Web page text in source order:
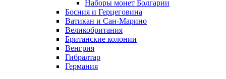
Наборы монет Болгарии
Босния и Герцеговина
Ватикан и Сан-Марино
Великобритания
Британские колонии
Венгрия
Гибралтар
Германия